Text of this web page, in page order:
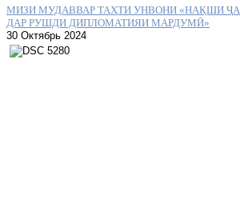
МИЗИ МУДАВВАР ТАҲТИ УНВОНИ «НАҚШИ
ДАР РУШДИ ДИПЛОМАТИЯИ МАРДУМӢ»
30 Октябрь 2024